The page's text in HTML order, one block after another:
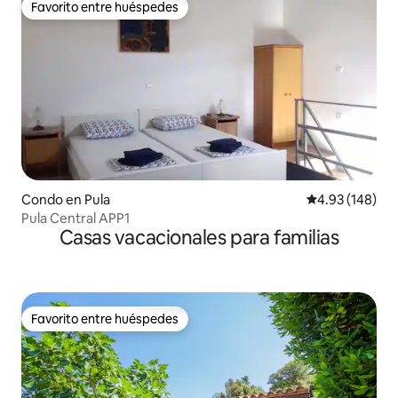
Favorito entre huéspedes
Favorito entre huéspedes
Condo en Pula Calificación
4.93 (148)
Pula Central APP1
Casas vacacionales para familias
Favorito entre huéspedes
Favorito entre huéspedes